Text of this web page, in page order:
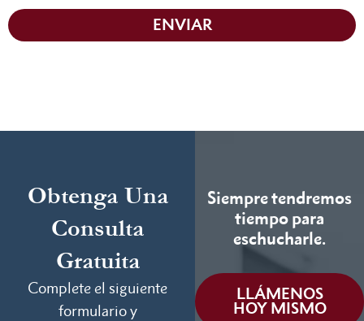
ENVIAR
Obtenga Una
Consulta
Gratuita
Complete el siguiente
formulario y
Siempre tendremos
tiempo para
eschucharle.
LLÁMENOS
HOY MISMO